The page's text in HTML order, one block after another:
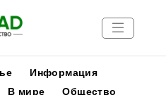
Информация
В мире
Общество